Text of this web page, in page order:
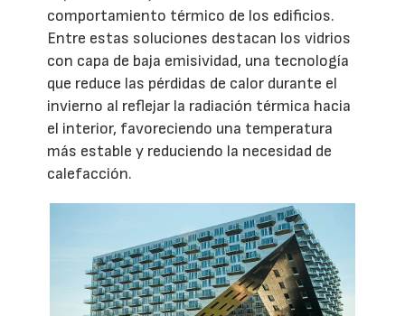
comportamiento térmico de los edificios.
Entre estas soluciones destacan los vidrios
con capa de baja emisividad, una tecnología
que reduce las pérdidas de calor durante el
invierno al reflejar la radiación térmica hacia
el interior, favoreciendo una temperatura
más estable y reduciendo la necesidad de
calefacción.